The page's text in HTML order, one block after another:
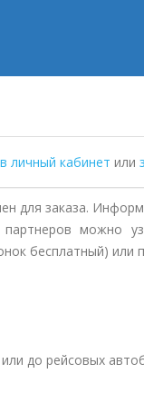
личный кабинет или
для заказа.
можно
бесплатный) или
до рейсовых